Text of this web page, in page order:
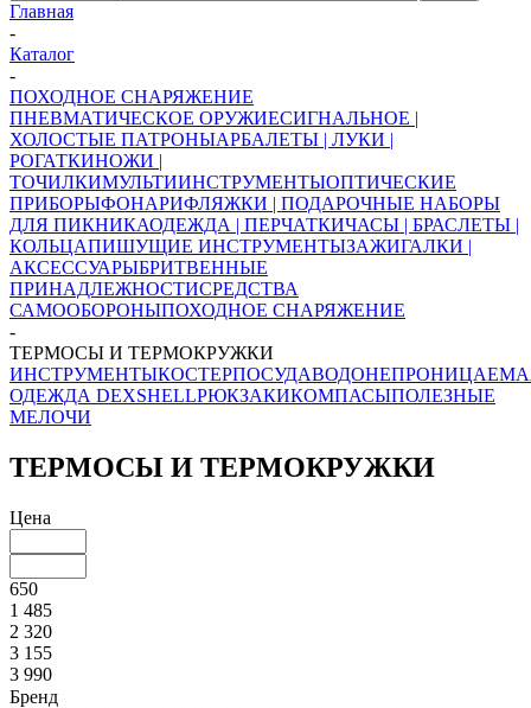
Главная
-
Каталог
-
ПОХОДНОЕ СНАРЯЖЕНИЕ
ПНЕВМАТИЧЕСКОЕ ОРУЖИЕСИГНАЛЬНОЕ |
ХОЛОСТЫЕ ПАТРОНЫАРБАЛЕТЫ | ЛУКИ |
РОГАТКИНОЖИ |
ТОЧИЛКИМУЛЬТИИНСТРУМЕНТЫОПТИЧЕСКИЕ
ПРИБОРЫФОНАРИФЛЯЖКИ | ПОДАРОЧНЫЕ НАБОРЫ
ДЛЯ ПИКНИКАОДЕЖДА | ПЕРЧАТКИЧАСЫ | БРАСЛЕТЫ |
КОЛЬЦАПИШУЩИЕ ИНСТРУМЕНТЫЗАЖИГАЛКИ |
АКСЕССУАРЫБРИТВЕННЫЕ
ПРИНАДЛЕЖНОСТИСРЕДСТВА
САМООБОРОНЫПОХОДНОЕ СНАРЯЖЕНИЕ
-
ТЕРМОСЫ И ТЕРМОКРУЖКИ
ИНСТРУМЕНТЫКОСТЕРПОСУДА
ОДЕЖДА DEXSHELLРЮКЗАКИКОМПАСЫПОЛЕЗНЫЕ
МЕЛОЧИ
ТЕРМОСЫ И ТЕРМОКРУЖКИ
Цена
650
1 485
2 320
3 155
3 990
Бренд